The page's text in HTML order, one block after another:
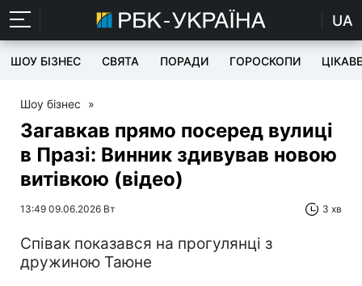
UA
ШОУ БІЗНЕС СВЯТА ПОРАДИ ГОРОСКОПИ ЦІКАВЕ
Шоу бізнес »
Загавкав прямо посеред вулиці
в Празі: Винник здивував новою
витівкою (відео)
13:49 09.06.2026 Вт 3 хв
Співак показався на прогулянці з
дружиною Таюне